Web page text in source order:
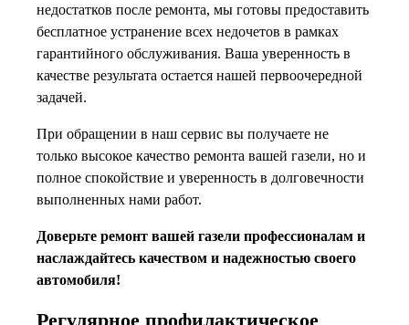
недостатков после ремонта, мы готовы предоставить
бесплатное устранение всех недочетов в рамках
гарантийного обслуживания. Ваша уверенность в
качестве результата остается нашей первоочередной
задачей.
При обращении в наш сервис вы получаете не
только высокое качество ремонта вашей газели, но и
полное спокойствие и уверенность в долговечности
выполненных нами работ.
Доверьте ремонт вашей газели профессионалам и
наслаждайтесь качеством и надежностью своего
автомобиля!
Регулярное профилактическое